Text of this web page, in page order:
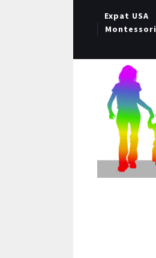
Expat USA
Montessori